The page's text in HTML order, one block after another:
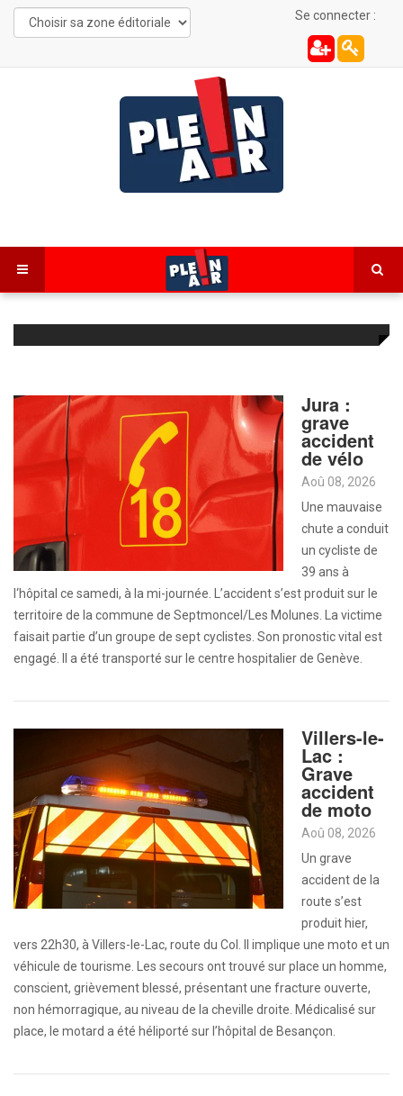
Se connecter :
Jura :
grave
accident
de vélo
Aoû 08, 2026
Une mauvaise
chute a conduit
un cycliste de
39 ans à
l‘hôpital ce samedi, à la mi-journée. L’accident s’est produit sur le
territoire de la commune de Septmoncel/Les Molunes. La victime
faisait partie d’un groupe de sept cyclistes. Son pronostic vital est
engagé. Il a été transporté sur le centre hospitalier de Genève.
Villers-le-
Lac :
Grave
accident
de moto
Aoû 08, 2026
Un grave
accident de la
route s’est
produit hier,
vers 22h30, à Villers-le-Lac, route du Col. Il implique une moto et un
véhicule de tourisme. Les secours ont trouvé sur place un homme,
conscient, grièvement blessé, présentant une fracture ouverte,
non hémorragique, au niveau de la cheville droite. Médicalisé sur
place, le motard a été héliporté sur l’hôpital de Besançon.